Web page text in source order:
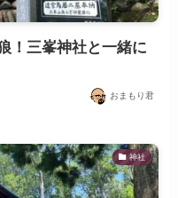
！三峯神社と一緒に
おまもり君
神社